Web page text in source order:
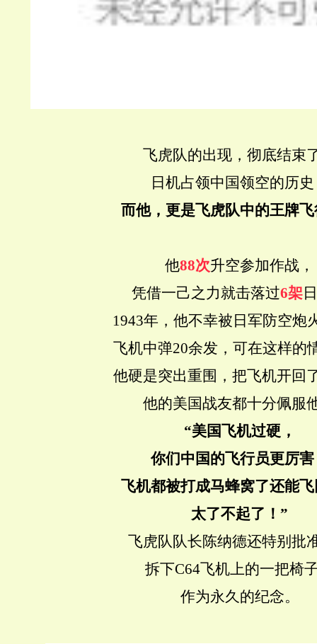
飞虎队的出现，彻底结束
日机占领中国领空的历
而他，更是飞虎队中的王牌
他88次升空参加作战，
凭借一己之力就击落过6架
1943年，他不幸被日军防空炮
飞机中弹20余发，可在这样的
他硬是突出重围，把飞机开回
他的美国战友都十分佩服
“美国飞机过硬，
你们中国的飞行员更厉害
飞机都被打成马蜂窝了还能
太了不起了！”
飞虎队队长陈纳德还特别批
拆下C64飞机上的一把椅
作为永久的纪念。